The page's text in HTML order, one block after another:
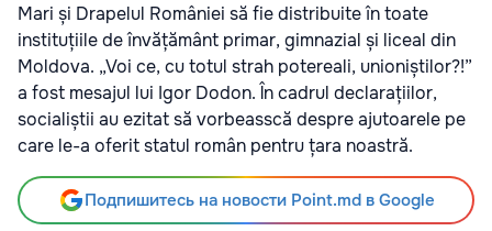
Mari și Drapelul României să fie distribuite în toate
instituțiile de învățământ primar, gimnazial și liceal din
Moldova. „Voi ce, cu totul strah potereali, unioniștilor?!”
a fost mesajul lui Igor Dodon. În cadrul declarațiilor,
socialiștii au ezitat să vorbeasscă despre ajutoarele pe
care le-a oferit statul român pentru țara noastră.
Подпишитесь на новости Point.md в Google